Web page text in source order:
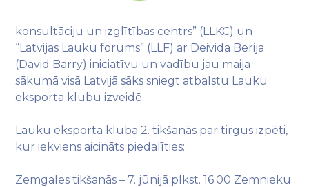
konsultāciju un izglītības centrs” (LLKC) un
“Latvijas Lauku forums” (LLF) ar Deivida Berija
(David Barry) iniciatīvu un vadību jau maija
sākumā visā Latvijā sāks sniegt atbalstu Lauku
eksporta klubu izveidē.
Lauku eksporta kluba 2. tikšanās par tirgus izpēti,
kur iekviens aicināts piedalīties:
Zemgales tikšanās – 7. jūnijā plkst. 16.00 Zemnieku